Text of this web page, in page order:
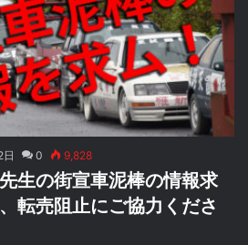
0 9,828
生の街宣車泥棒の情報求
転売阻止にご協力くださ